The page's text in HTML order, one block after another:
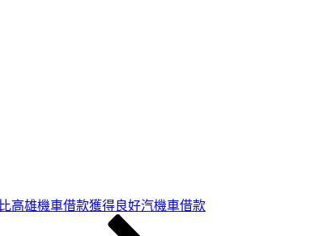
高雄機車借款獲得良好汽機車借款